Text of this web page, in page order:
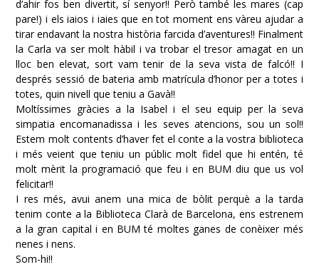
d’ahir fos ben divertit, sí senyor!! Però també les mares (cap
pare!) i els iaios i iaies que en tot moment ens vàreu ajudar a
tirar endavant la nostra història farcida d’aventures!! Finalment
la Carla va ser molt hàbil i va trobar el tresor amagat en un
lloc ben elevat, sort vam tenir de la seva vista de falcó!! I
després sessió de bateria amb matrícula d’honor per a totes i
totes, quin nivell que teniu a Gavà!!
Moltíssimes gràcies a la Isabel i el seu equip per la seva
simpatia encomanadissa i les seves atencions, sou un sol!!
Estem molt contents d’haver fet el conte a la vostra biblioteca
i més veient que teniu un públic molt fidel que hi entén, té
molt mèrit la programació que feu i en BUM diu que us vol
felicitar!!
I res més, avui anem una mica de bòlit perquè a la tarda
tenim conte a la Biblioteca Clarà de Barcelona, ens estrenem
a la gran capital i en BUM té moltes ganes de conèixer més
nenes i nens.
Som-hi!!